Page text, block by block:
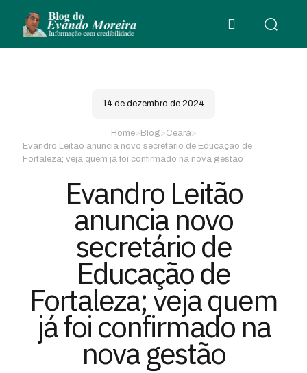
14 de dezembro de 2024
Home> Blog>Ceará>
Evandro Leitão anuncia novo secretário de Educação de
Fortaleza; veja quem já foi confirmado na nova gestão
Evandro Leitão
anuncia novo
secretário de
Educação de
Fortaleza; veja quem
já foi confirmado na
nova gestão